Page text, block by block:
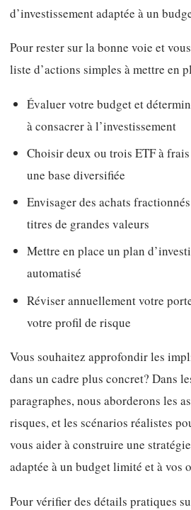
d’investissement adaptée à un
Pour rester sur la bonne voie et
liste d’actions simples à mettre en
Évaluer votre budget et
à consacrer à l’investissement
Choisir deux ou trois ETF à
une base diversifiée
Envisager des achats
titres de grandes valeurs
Mettre en place un plan
automatisé
Réviser annuellement votre
votre profil de risque
Vous souhaitez approfondir les
dans un cadre plus concret? Dans
paragraphes, nous aborderons les
risques, et les scénarios réalistes
vous aider à construire une
adaptée à un budget limité et à vos
Pour vérifier des détails pratiques